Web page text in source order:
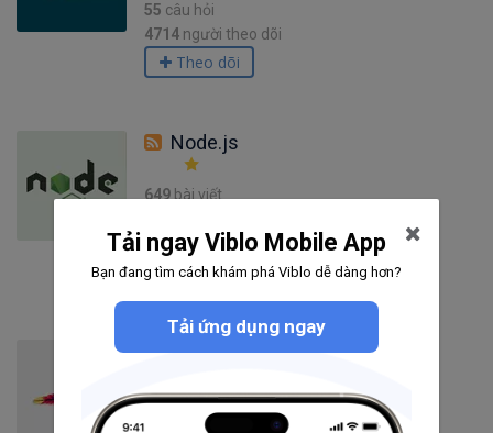
55 câu hỏi
4714 người theo dõi
Theo dõi
Node.js
649 bài viết
5285người theo dõi
Theo dõi
Apache
67bài viết
câu hỏi
Tải ngay Viblo Mobile App
Bạn đang tìm cách khám phá Viblo dễ dàng hơn?
Tải ứng dụng ngay